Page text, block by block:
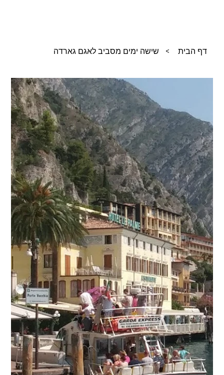
דף הבית > שישה ימים מסביב לאגם גארדה